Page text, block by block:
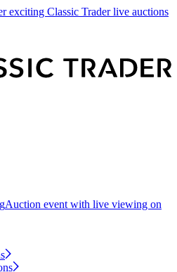
exciting Classic Trader live auctions
Auction event with live viewing on